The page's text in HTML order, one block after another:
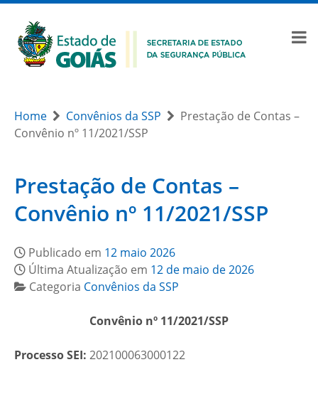
Home Convênios da SSP
Prestação de Contas –
Convênio nº 11/2021/SSP
Prestação de Contas –
Convênio nº 11/2021/SSP
Publicado em 12 maio 2026
Última Atualização em 12 de maio de 2026
Categoria Convênios da SSP
Convênio nº 11/2021/SSP
Processo SEI: 202100063000122